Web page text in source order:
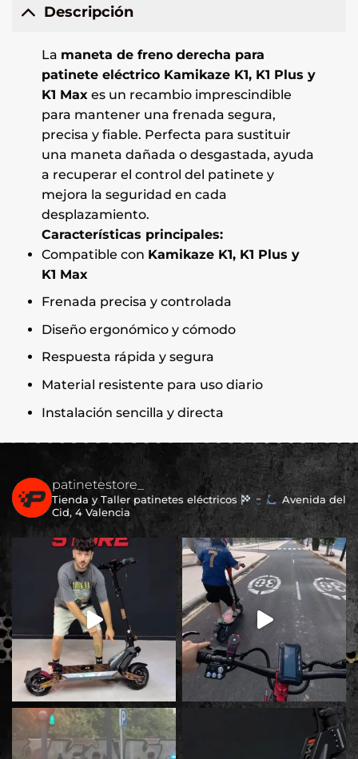
Descripción
La maneta de freno derecha para
patinete eléctrico Kamikaze K1, K1 Plus y
K1 Max es un recambio imprescindible
para mantener una frenada segura,
precisa y fiable. Perfecta para sustituir
una maneta dañada o desgastada, ayuda
a recuperar el control del patinete y
mejora la seguridad en cada
desplazamiento.
Características principales:
Compatible con Kamikaze K1, K1 Plus y
K1 Max
Frenada precisa y controlada
Diseño ergonómico y cómodo
Respuesta rápida y segura
Material resistente para uso diario
Instalación sencilla y directa
patinetestore_
Tienda y Taller patinetes eléctricos
Avenida del
Cid, 4 Valencia